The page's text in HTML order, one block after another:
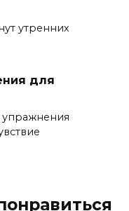
утренних
для
упражнения